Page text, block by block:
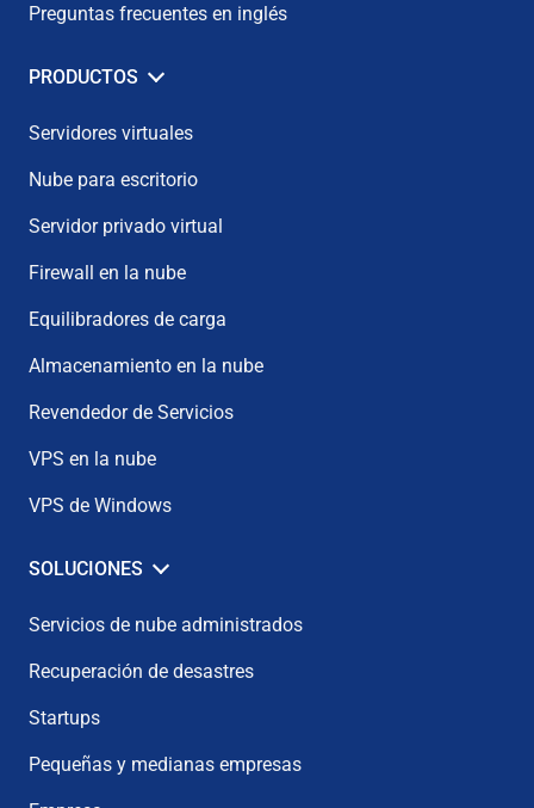
Preguntas frecuentes en inglés
PRODUCTOS
Servidores virtuales
Nube para escritorio
Servidor privado virtual
Firewall en la nube
Equilibradores de carga
Almacenamiento en la nube
Revendedor de Servicios
VPS en la nube
VPS de Windows
SOLUCIONES
Servicios de nube administrados
Recuperación de desastres
Startups
Pequeñas y medianas empresas